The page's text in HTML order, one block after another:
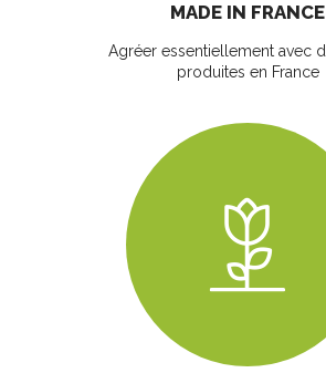
MADE IN FRANCE
Agréer essentiellement avec
produites en France